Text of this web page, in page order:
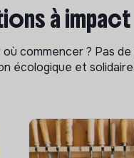
à impact
commencer ? Pas
écologique et solidaire